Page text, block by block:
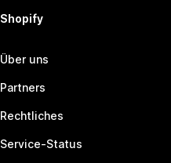
Shopify
Über uns
Partners
Rechtliches
Service-Status